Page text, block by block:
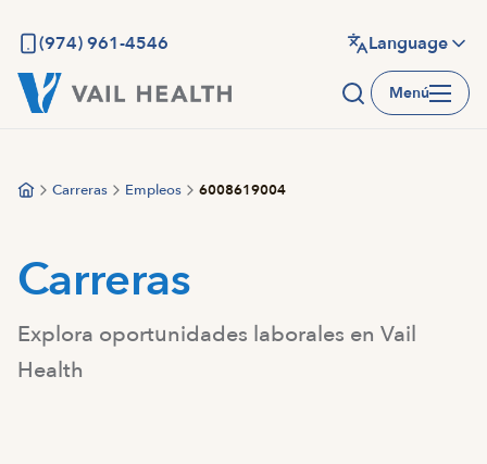
contenido
principal
(974) 961-4546 Language
Menú
Carreras Empleos 6008619004
Carreras
Explora oportunidades laborales en Vail
Health